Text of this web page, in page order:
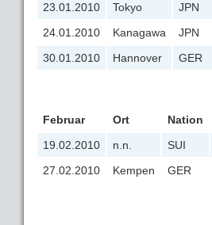
23.01.2010
Tokyo JPN
24.01.2010
Kanagawa JPN
30.01.2010
Hannover GER
Februar Ort Nation
19.02.2010
n.n. SUI
27.02.2010
Kempen GER